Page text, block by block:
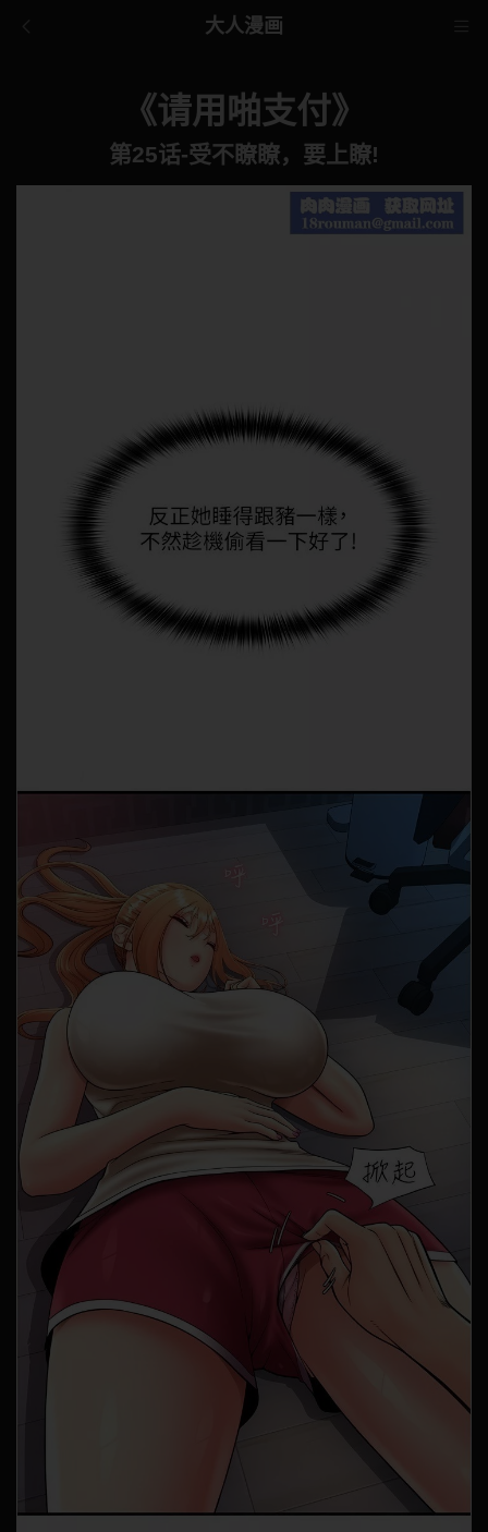
大人漫画
《请用啪支付》
第25话-受不瞭瞭，要上瞭!